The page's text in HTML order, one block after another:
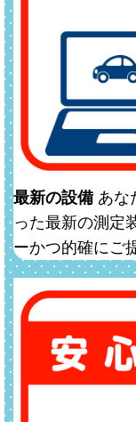
最新の設備あな
った最新の測定
ーかつ的確にご